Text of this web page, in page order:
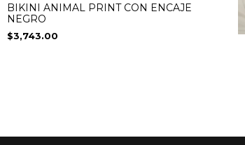
BIKINI ANIMAL PRINT CON ENCAJE
NEGRO
$3,743.00